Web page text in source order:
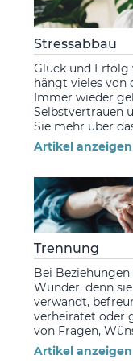
Stressabbau
Glück und Erfolg
hängt vieles von
Immer wieder
Selbstvertrauen
Sie mehr über
Artikel anzeigen
Trennung
Bei
Wunder, denn
verwandt,
verheiratet oder
von Fragen,
Artikel anzeigen